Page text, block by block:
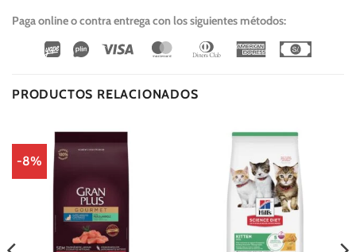
Paga online o contra entrega con los siguientes métodos:
Wirecard
Vipps Visa MasterCardDinners
American
PRODUCTOS RELACIONADOS
-8%